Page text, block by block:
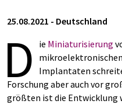
25.08.2021 - Deutschland
D ie Miniaturisierung
Implantaten
Forschung aber auch vor
größten ist die Entwicklung